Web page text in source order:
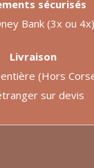
sécurisés
Bank (3x ou
Livraison
(Hors
sur devis